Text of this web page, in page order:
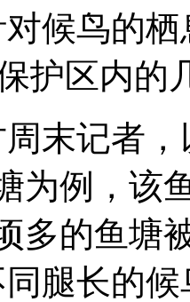
候鸟的
护区内的
末记者
为例，该
多的鱼塘
腿长的